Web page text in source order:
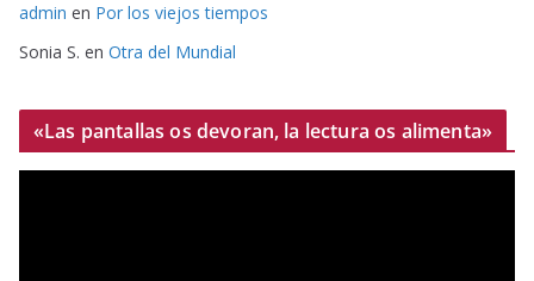
admin en Por los viejos tiempos
Sonia S. en Otra del Mundial
«Las pantallas os devoran, la lectura os alimenta»